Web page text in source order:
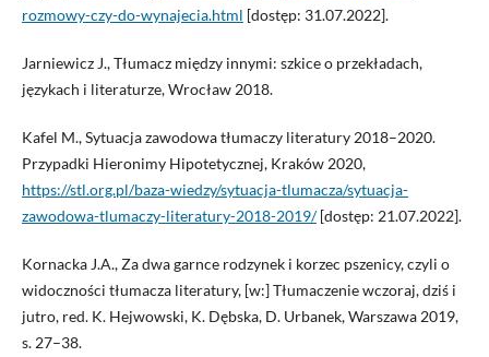
rozmowy-czy-do-wynajecia.html [dostęp: 31.07.2022].
Jarniewicz J., Tłumacz między innymi: szkice o przekładach,
językach i literaturze, Wrocław 2018.
Kafel M., Sytuacja zawodowa tłumaczy literatury 2018–2020.
Przypadki Hieronimy Hipotetycznej, Kraków 2020,
https://stl.org.pl/baza-wiedzy/sytuacja-tlumacza/sytuacja-
zawodowa-tlumaczy-literatury-2018-2019/[dostęp: 21.07.2022].
Kornacka J.A., Za dwa garnce rodzynek i korzec pszenicy, czyli o
widoczności tłumacza literatury, [w:] Tłumaczenie wczoraj, dziś i
jutro, red. K. Hejwowski, K. Dębska, D. Urbanek, Warszawa 2019,
s. 27–38.